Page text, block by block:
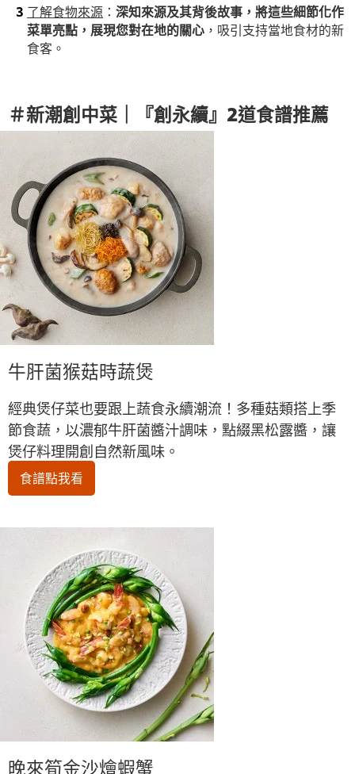
了解食物來源 ： 深知來源及其背後故事，將這些細節化作
菜單亮點，展現您對在地的關心 ，吸引支持當地食材的新
食客。
＃新潮創中菜｜『創永續』2道食譜推薦
牛肝菌猴菇時蔬煲
經典煲仔菜也要跟上蔬食永續潮流！多種菇類搭上季
節食蔬，以濃郁牛肝菌醬汁調味，點綴黑松露醬，讓
煲仔料理開創自然新風味。
食譜點我看
晚來筍金沙燴蝦蟹